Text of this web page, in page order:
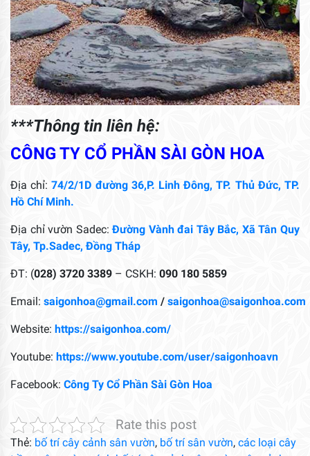
***Thông tin liên hệ:
CÔNG TY CỔ PHẦN SÀI GÒN HOA
Địa chỉ:74/2/1D đường 36,P. Linh Đông, TP. Thủ Đức, TP.
Hồ Chí Minh.
Địa chỉ vườn Sadec:Đường Vành đai Tây Bắc, Xã Tân Quy
Tây, Tp.Sadec, Đồng Tháp
ĐT: (028) 3720 3389 – CSKH: 090 180 5859
Email: saigonhoa@gmail.com / saigonhoa@saigonhoa.com
Website: https://saigonhoa.com/
Youtube: https://www.youtube.com/user/saigonhoavn
Facebook: Công Ty Cổ Phần Sài Gòn Hoa
Rate this post
Thẻ: bố trí cây cảnh sân vườn, bố trí sân vườn, các loại cây